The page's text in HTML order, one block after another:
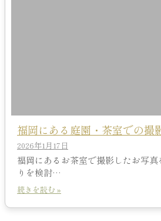
福岡にある庭園・茶室での撮
2026年1月17日
福岡にあるお茶室で撮影したお写
りを検討…
続きを読む »